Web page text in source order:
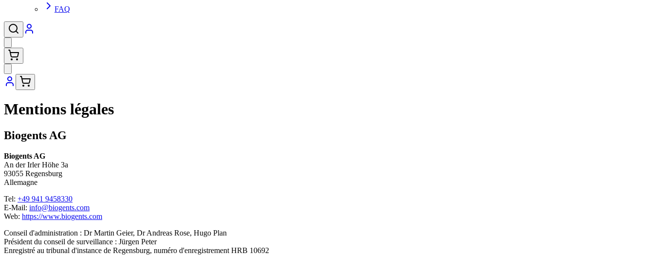
FAQ
Mentions légales
Biogents AG
Biogents AG
An der Irler Höhe 3a
93055 Regensburg
Allemagne
Tel: +49 941 9458330
E-Mail: info@biogents.com
Web: https://www.biogents.com
Conseil d'administration : Dr Martin Geier, Dr Andreas Rose, Hugo Plan
Président du conseil de surveillance : Jürgen Peter
Enregistré au tribunal d'instance de Regensburg, numéro d'enregistrement HRB 10692